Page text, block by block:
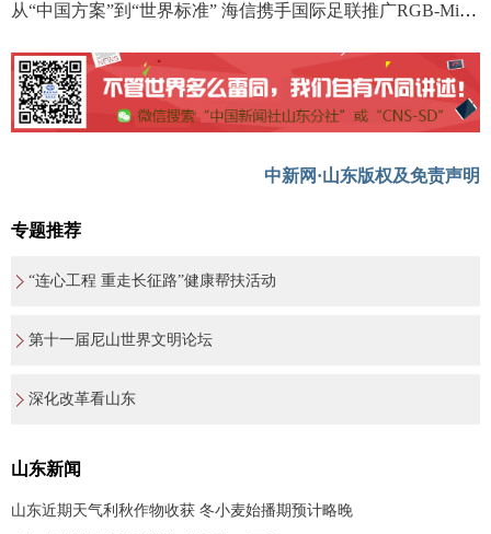
从“中国方案”到“世界标准” 海信携手国际足联推广RGB-Mini LED新一代显示技术
中新网·山东版权及免责声明
专题推荐
“连心工程 重走长征路”健康帮扶活动
第十一届尼山世界文明论坛
深化改革看山东
山东新闻
山东近期天气利秋作物收获 冬小麦始播期预计略晚